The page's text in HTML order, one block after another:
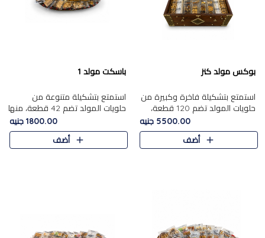
بوكس مولد كنز
استمتع بتشكيلة فاخرة وكبيرة من
حلويات المولد تضم 120 قطعة،
5500.00 جنيه
أضف
باسكت مولد 1
استمتع بتشكيلة متنوعة من
حلويات المولد تضم 42 قطعة، منها
علي بابا بالمكسرات و،.....1800.00 جنيه
أضف